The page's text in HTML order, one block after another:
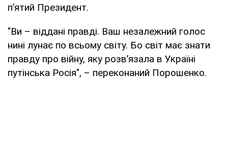
п’ятий Президент.
"Ви – віддані правді. Ваш незалежний голос
нині лунає по всьому світу. Бо світ має знати
правду про війну, яку розв’язала в Україні
путінська Росія", – переконаний Порошенко.